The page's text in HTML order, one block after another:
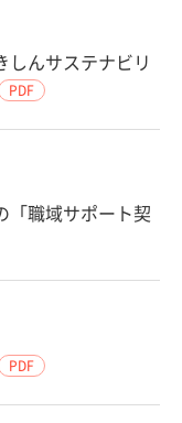
しんサステナビリ
PDF
「職域サポート契
PDF